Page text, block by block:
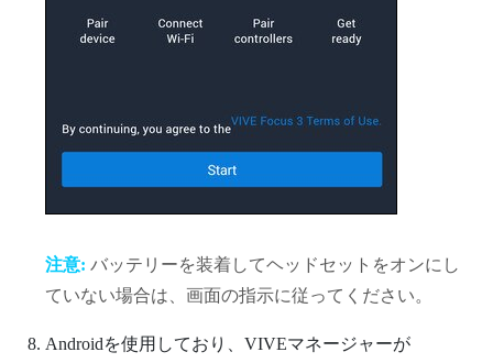
注意: バッテリーを装着してヘッドセットをオンにし
ていない場合は、画面の指示に従ってください。
Androidを使用しており、 VIVEマネージャーが